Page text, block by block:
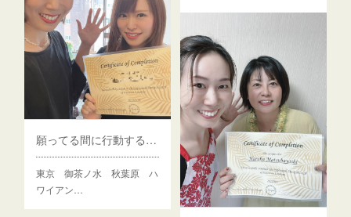
願ってる間に行動する！ロミロミスクール
東京 御茶ノ水 秋葉原 ハ
ワイアン…